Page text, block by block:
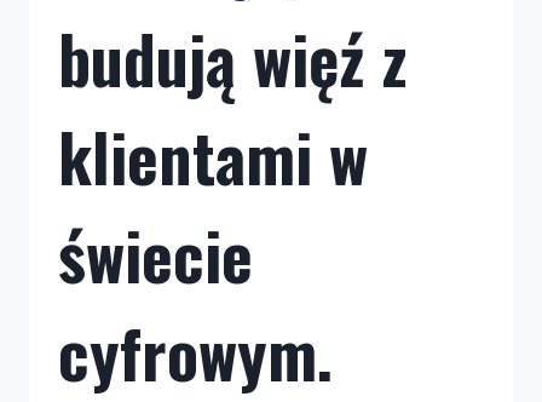
budują więź z
klientami w
świecie
cyfrowym.